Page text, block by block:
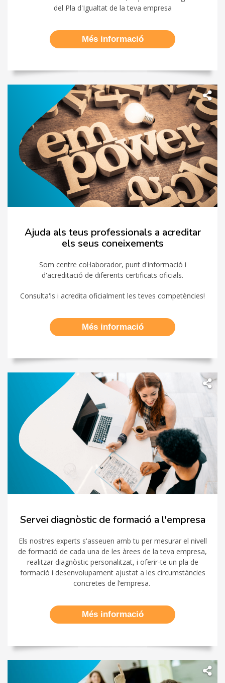
del Pla d'Igualtat de la teva empresa
Més informació
Ajuda als teus professionals a acreditar
els seus coneixements
Som centre col·laborador, punt d'informació i
d'acreditació de diferents certificats oficials.
Consulta'ls i acredita oficialment les teves competències!
Més informació
Servei diagnòstic de formació a l'empresa
Els nostres experts s'asseuen amb tu per mesurar el nivell
de formació de cada una de les àrees de la teva empresa,
realitzar diagnòstic personalitzat, i oferir-te un pla de
formació i desenvolupament ajustat a les circumstàncies
concretes de l’empresa.
Més informació